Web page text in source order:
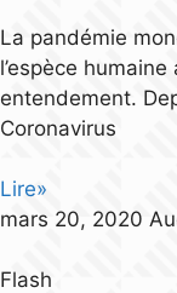
La pandémie
l’espèce
entendement.
Coronavirus
Lire»
mars 20, 2020
Flash